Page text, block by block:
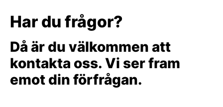
Har du frågor?
Då är du välkommen att
kontakta oss. Vi ser fram
emot din förfrågan.